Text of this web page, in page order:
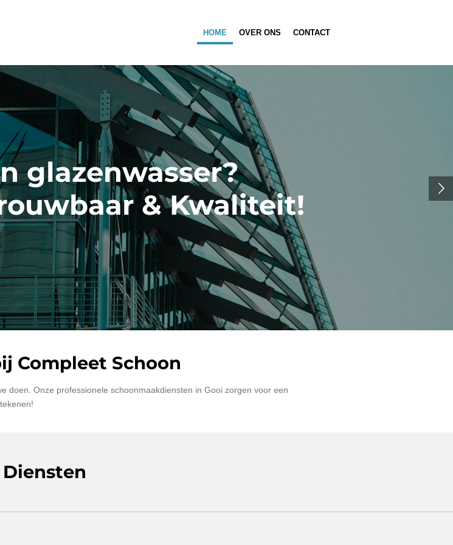
HOME OVER ONS CONTACT
glazenwasser?
& Kwaliteit!
Compleet Schoon
doen. Onze professionele schoonmaakdiensten in Gooi zorgen voor een
Diensten